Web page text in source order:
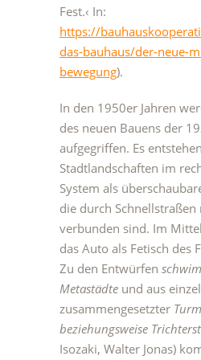
Fest.‹ In:
https://
das-bauhaus/der-neue-
bewegung).
In den 1950er Jahren
des neuen Bauens der
aufgegriffen. Es
Stadtlandschaften im
System als
die durch
verbunden sind. Im
das Auto als Fetisch des
Zu den Entwürfen
Metastädte und aus
zusammengesetzter
beziehungsweise
Isozaki, Walter Jonas)